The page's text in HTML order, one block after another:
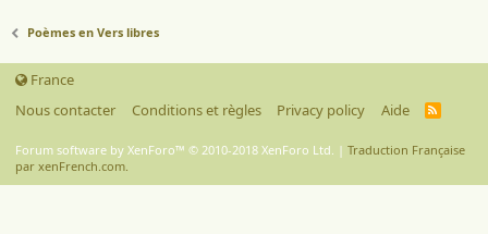
Poèmes en Vers libres
France
Nous contacter
Conditions et règles Privacy policy Aide
R
S
Forum software by XenForo™ © 2010-2018 XenForo Ltd. | Traduction Française
par xenFrench.com.